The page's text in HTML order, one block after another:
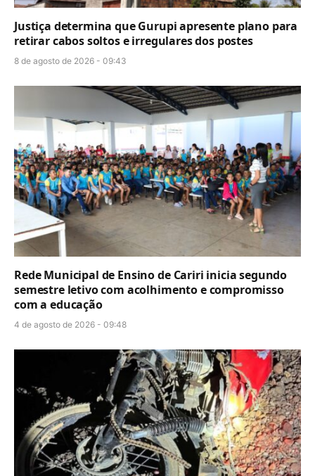
Justiça determina que Gurupi apresente plano para
retirar cabos soltos e irregulares dos postes
8 de agosto de 2026 - 09:43
Rede Municipal de Ensino de Cariri inicia segundo
semestre letivo com acolhimento e compromisso
com a educação
4 de agosto de 2026 - 09:48